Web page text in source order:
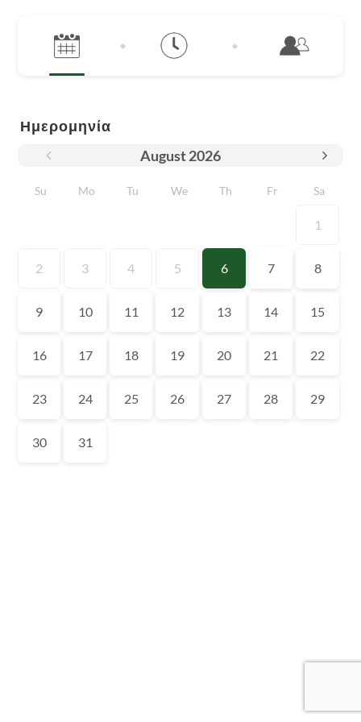
Ημερομηνία
August2026
Su Mo Tu We Th Fr Sa
1
2 3 4 5 6 7 8
9 10 11 12 13 14 15
16 17 18 19 20 21 22
23 24 25 26 27 28 29
30 31